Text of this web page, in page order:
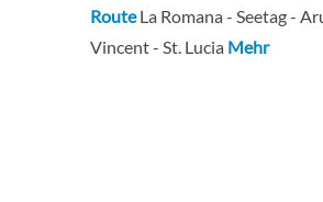
RouteLa Romana - Seetag -
Vincent - St. Lucia Mehr